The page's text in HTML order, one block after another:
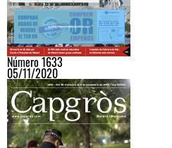
Número 1633
05/11/2020